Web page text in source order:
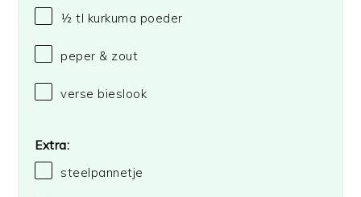
½ tl kurkuma poeder
peper & zout
verse bieslook
Extra:
steelpannetje